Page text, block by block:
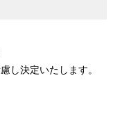
し決定いたします。